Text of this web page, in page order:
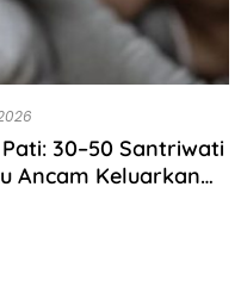
30–50 Santriwati
Ancam Keluarkan